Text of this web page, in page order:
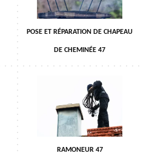
POSE ET RÉPARATION DE CHAPEAU
DE CHEMINÉE 47
RAMONEUR 47